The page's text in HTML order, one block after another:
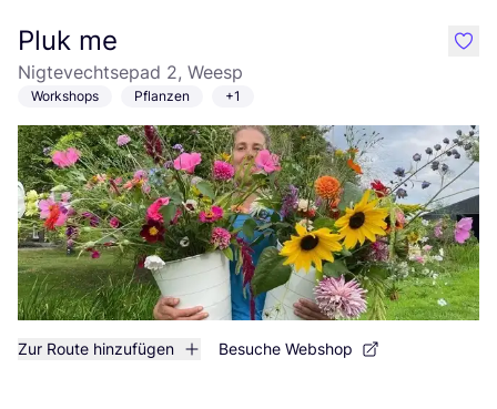
Pluk me
Nigtevechtsepad 2, Weesp
Workshops Pflanzen +1
Zur Route hinzufügen Besuche Webshop
like